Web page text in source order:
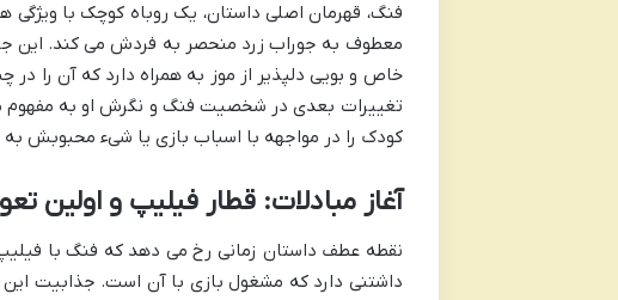
فنگ، قهرمان اصلی داستان، یک روباه کوچک با ویژگی
معطوف به جوراب زرد منحصر به فردش می کند. این
خاص و بویی دلپذیر از موز به همراه دارد که آن را در
تغییرات بعدی در شخصیت فنگ و نگرش او به
کودک را در مواجهه با اسباب بازی یا شیء محبوبش
آغاز مبادلات: قطار فیلیپ و اولین
نقطه عطف داستان زمانی رخ می دهد که فنگ با
داشتنی دارد که مشغول بازی با آن است. جذابیت این